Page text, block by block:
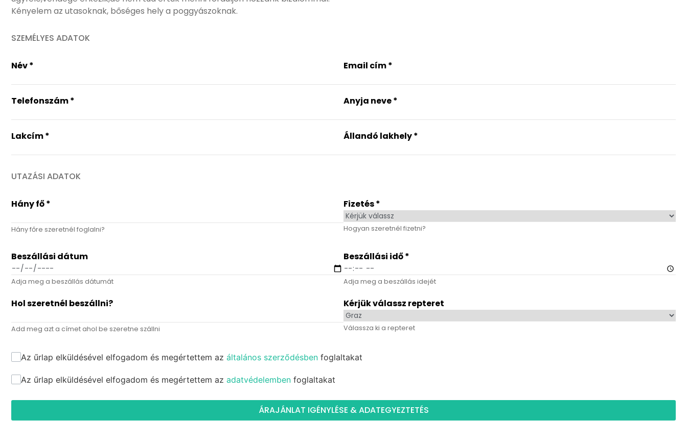
Kényelem az utasoknak, bőséges hely a poggyászoknak.
SZEMÉLYES ADATOK
Név*
Telefonszám*
Lakcím*
Email cím*
Anyja neve*
Állandó lakhely*
UTAZÁSI ADATOK
Hány fő*
Hány főre szeretnél foglalni?
Fizetés*
Hogyan szeretnél fizetni?
Beszállási dátum
Adja meg a beszállás dátumát
Hol szeretnél beszállni?
Add meg azt a címet ahol be szeretne szállni
Beszállási idő*
Adja meg a beszállás idejét
Kérjük válassz repteret
Válassza ki a repteret
Az űrlap elküldésével elfogadom és megértettem azáltalános szerződésben foglaltakat
Az űrlap elküldésével elfogadom és megértettem azadatvédelemben foglaltakat
ÁRAJÁNLAT IGÉNYLÉSE & ADATEGYEZTETÉS